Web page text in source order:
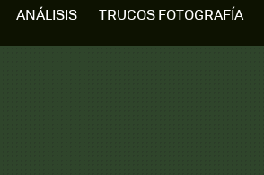
ANÁLISIS TRUCOS FOTOGRAFÍA